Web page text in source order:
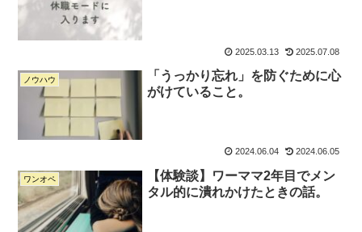
2025.03.13 2025.07.08
ノウハウ
「うっかり忘れ」を防ぐために心
がけていること。
2024.06.04 2024.06.05
ワンオペ
【体験談】ワーママ2年目でメン
タル的に潰れかけたときの話。